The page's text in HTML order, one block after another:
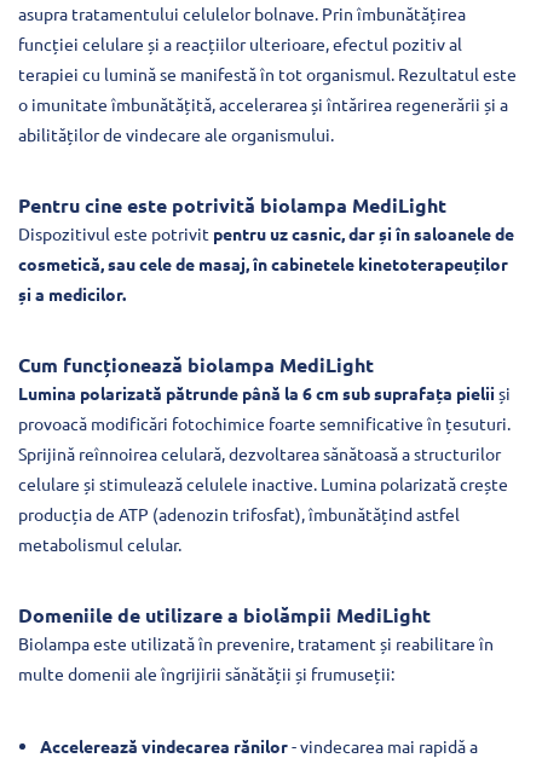
asupra tratamentului celulelor bolnave. Prin îmbunătățirea
funcției celulare și a reacțiilor ulterioare, efectul pozitiv al
terapiei cu lumină se manifestă în tot organismul. Rezultatul este
o imunitate îmbunătățită, accelerarea și întărirea regenerării și a
abilităților de vindecare ale organismului.
Pentru cine este potrivită biolampa MediLight
Dispozitivul este potrivit pentru uz casnic, dar și în saloanele de
cosmetică, sau cele de masaj, în cabinetele kinetoterapeuților
și a medicilor.
Cum funcționează biolampa MediLight
Lumina polarizată pătrunde până la 6 cm sub suprafața pieliiși
provoacă modificări fotochimice foarte semnificative în țesuturi.
Sprijină reînnoirea celulară, dezvoltarea sănătoasă a structurilor
celulare și stimulează celulele inactive. Lumina polarizată crește
producția de ATP (adenozin trifosfat), îmbunătățind astfel
metabolismul celular.
Domeniile de utilizare a biolămpii MediLight
Biolampa este utilizată în prevenire, tratament și reabilitare în
multe domenii ale îngrijirii sănătății și frumuseții:
Accelerează vindecarea rănilor- vindecarea mai rapidă a